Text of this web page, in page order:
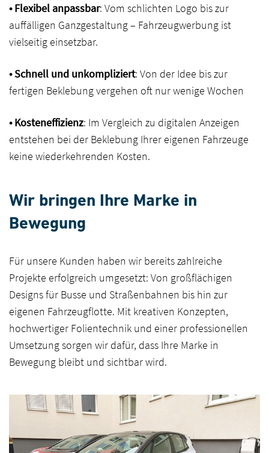
• Flexibel anpassbar: Vom schlichten Logo bis zur
auffälligen Ganzgestaltung – Fahrzeugwerbung ist
vielseitig einsetzbar.
• Schnell und unkompliziert: Von der Idee bis zur
fertigen Beklebung vergehen oft nur wenige Wochen
• Kosteneffizienz: Im Vergleich zu digitalen Anzeigen
entstehen bei der Beklebung Ihrer eigenen Fahrzeuge
keine wiederkehrenden Kosten.
Wir bringen Ihre Marke in
Bewegung
Für unsere Kunden haben wir bereits zahlreiche
Projekte erfolgreich umgesetzt: Von großflächigen
Designs für Busse und Straßenbahnen bis hin zur
eigenen Fahrzeugflotte. Mit kreativen Konzepten,
hochwertiger Folientechnik und einer professionellen
Umsetzung sorgen wir dafür, dass Ihre Marke in
Bewegung bleibt und sichtbar wird.